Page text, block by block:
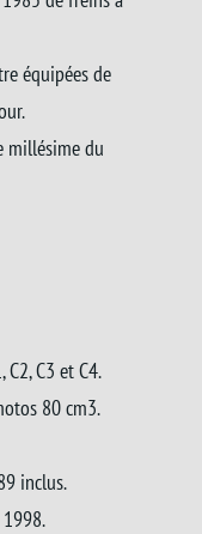
équipées de
du
C3 et C4.
80 cm3.
inclus.